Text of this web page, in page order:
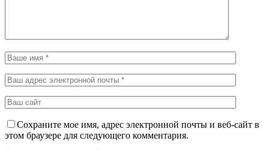
Сохраните мое имя, адрес электронной почты и веб-сайт в
этом браузере для следующего комментария.